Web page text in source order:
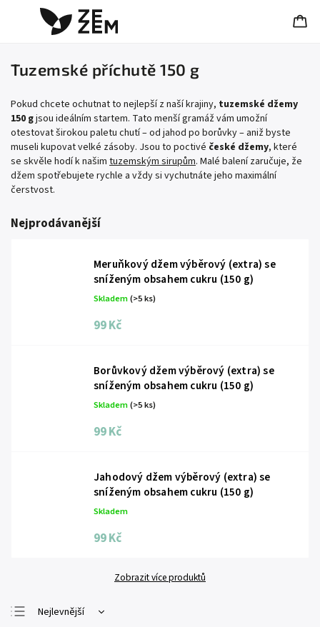
Tuzemské příchutě 150 g
Pokud chcete ochutnat to nejlepší z naší krajiny, tuzemské džemy
150 gjsou ideálním startem. Tato menší gramáž vám umožní
otestovat širokou paletu chutí – od jahod po borůvky – aniž byste
museli kupovat velké zásoby. Jsou to poctivé české džemy, které
se skvěle hodí k našim tuzemským sirupům. Malé balení zaručuje, že
džem spotřebujete rychle a vždy si vychutnáte jeho maximální
čerstvost.
Nejprodávanější
Meruňkový džem výběrový (extra) se
sníženým obsahem cukru (150 g)
Skladem(>5 ks)
99 Kč
Borůvkový džem výběrový (extra) se
sníženým obsahem cukru (150 g)
Skladem(>5 ks)
99 Kč
Jahodový džem výběrový (extra) se
sníženým obsahem cukru (150 g)
Skladem
99 Kč
Zobrazit více produktů
Nejlevnější